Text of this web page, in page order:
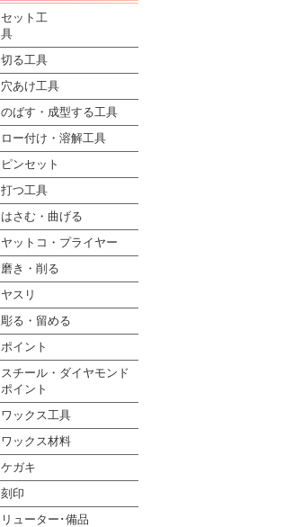
セット工
具
切る工具
穴あけ工具
のばす・成型する工具
ロー付け・溶解工具
ピンセット
打つ工具
はさむ・曲げる
ヤットコ・プライヤー
磨き・削る
ヤスリ
彫る・留める
ポイント
スチール・ダイヤモンド
ポイント
ワックス工具
ワックス材料
ケガキ
刻印
リューター･備品